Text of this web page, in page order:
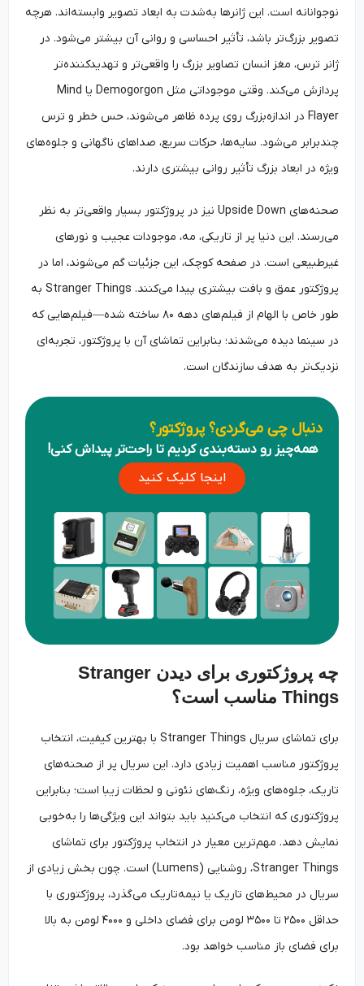
نوجوانانه است. این ژانرها به‌شدت به ابعاد تصویر وابسته‌اند. هرچه
تصویر بزرگ‌تر باشد، تأثیر احساسی و روانی آن بیشتر می‌شود. در
ژانر ترس، مغز انسان تصاویر بزرگ را واقعی‌تر و تهدیدکننده‌تر
پردازش می‌کند. وقتی موجوداتی مثل Demogorgon یا Mind
Flayer در اندازه‌بزرگ روی پرده ظاهر می‌شوند، حس خطر و ترس
چندبرابر می‌شود. سایه‌ها، حرکات سریع، صداهای ناگهانی و جلوه‌های
ویژه در ابعاد بزرگ تأثیر روانی بیشتری دارند.
صحنه‌های Upside Down نیز در پروژکتور بسیار واقعی‌تر به نظر
می‌رسند. این دنیا پر از تاریکی، مه، موجودات عجیب و نورهای
غیرطبیعی است. در صفحه کوچک، این جزئیات گم می‌شوند، اما در
پروژکتور عمق و بافت بیشتری پیدا می‌کنند. Stranger Things به
طور خاص با الهام از فیلم‌های دهه ۸۰ ساخته شده—فیلم‌هایی که
در سینما دیده می‌شدند؛ بنابراین تماشای آن با پروژکتور، تجربه‌ای
نزدیک‌تر به هدف سازندگان است.
دنبال چی می‌گردی؟ پروژکتور؟
همه‌چیز رو دسته‌بندی کردیم تا راحت‌تر پیداش کنی!
اینجا کلیک کنید
چه پروژکتوری برای دیدن Stranger
Things مناسب است؟
برای تماشای سریال Stranger Things با بهترین کیفیت، انتخاب
پروژکتور مناسب اهمیت زیادی دارد. این سریال پر از صحنه‌های
تاریک، جلوه‌های ویژه، رنگ‌های نئونی و لحظات زیبا است؛ بنابراین
پروژکتوری که انتخاب می‌کنید باید بتواند این ویژگی‌ها را به‌خوبی
نمایش دهد. مهم‌ترین معیار در انتخاب پروژکتور برای تماشای
Stranger Things، روشنایی (Lumens) است. چون بخش زیادی از
سریال در محیط‌های تاریک یا نیمه‌تاریک می‌گذرد، پروژکتوری با
حداقل ۲۵۰۰ تا ۳۵۰۰ لومن برای فضای داخلی و ۴۰۰۰ لومن به بالا
برای فضای باز مناسب خواهد بود.